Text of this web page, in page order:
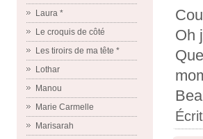
Laura *
Le croquis de côté
Les tiroirs de ma tête *
Lothar
Manou
Marie Carmelle
Marisarah
Oh